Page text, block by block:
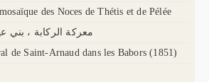
des Noces de Thétis et de Pélée
(1851) معركة الركابة ،
de Saint-Arnaud dans les Babors (1851)